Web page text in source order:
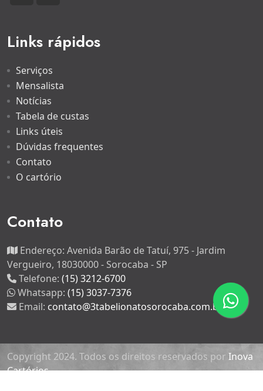
Links rápidos
Serviços
Mensalista
Notícias
Tabela de custas
Links úteis
Dúvidas frequentes
Contato
O cartório
Contato
Endereço: Avenida Barão de Tatuí, 975 - Jardim
Vergueiro, 18030000 - Sorocaba - SP
Telefone: (15) 3212-6700
Whatsapp: (15) 3037-7376
Email: contato@3tabelionatosorocaba.com.br
Copyright 2024. Todos os direitos reservados por Inova
Cartórios.